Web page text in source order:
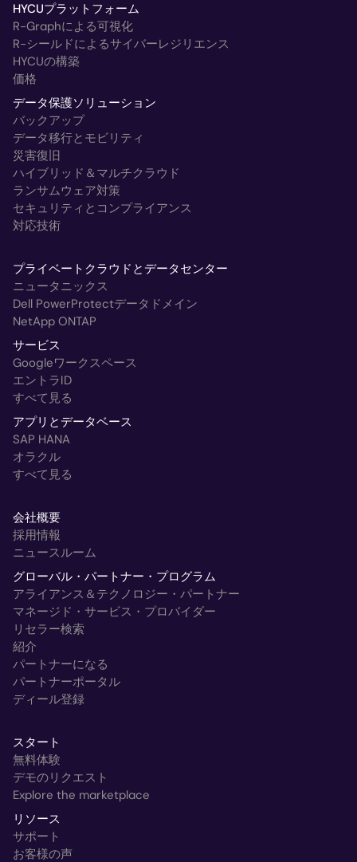
HYCUプラットフォーム
R-Graphによる可視化
R-シールドによるサイバーレジリエンス
HYCUの構築
価格
データ保護ソリューション
バックアップ
データ移行とモビリティ
災害復旧
ハイブリッド＆マルチクラウド
ランサムウェア対策
セキュリティとコンプライアンス
対応技術
プライベートクラウドとデータセンター
ニュータニックス
Dell PowerProtectデータドメイン
NetApp ONTAP
サービス
Googleワークスペース
エントラID
すべて見る
アプリとデータベース
SAP HANA
オラクル
すべて見る
会社概要
採用情報
ニュースルーム
グローバル・パートナー・プログラム
アライアンス＆テクノロジー・パートナー
マネージド・サービス・プロバイダー
リセラー検索
紹介
パートナーになる
パートナーポータル
ディール登録
スタート
無料体験
デモのリクエスト
Explore the marketplace
リソース
サポート
お客様の声